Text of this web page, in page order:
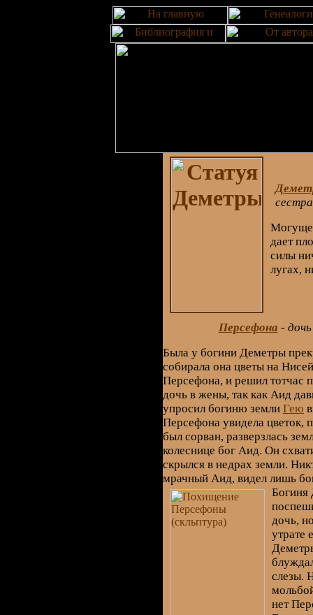
дает
силы
лугах,
Персефона -
Была у богини Деметры
собирала она цветы на
Персефона, и решил тотчас
дочь в жены, так как Аид
упросил богиню земли Гею
Персефона увидела цветок,
был сорван, разверзлась
колеснице бог Аид. Он
скрылся в недрах земли.
мрачный Аид, видел лишь
Богиня
дочь,
утрате
слезы.
нет